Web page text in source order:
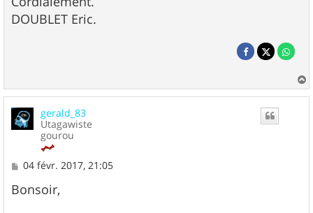
DOUBLET Eric.
a
gerald_83
Utagawiste
gourou
M
s
s
04 févr. 2017, 21:05
Bonsoir,